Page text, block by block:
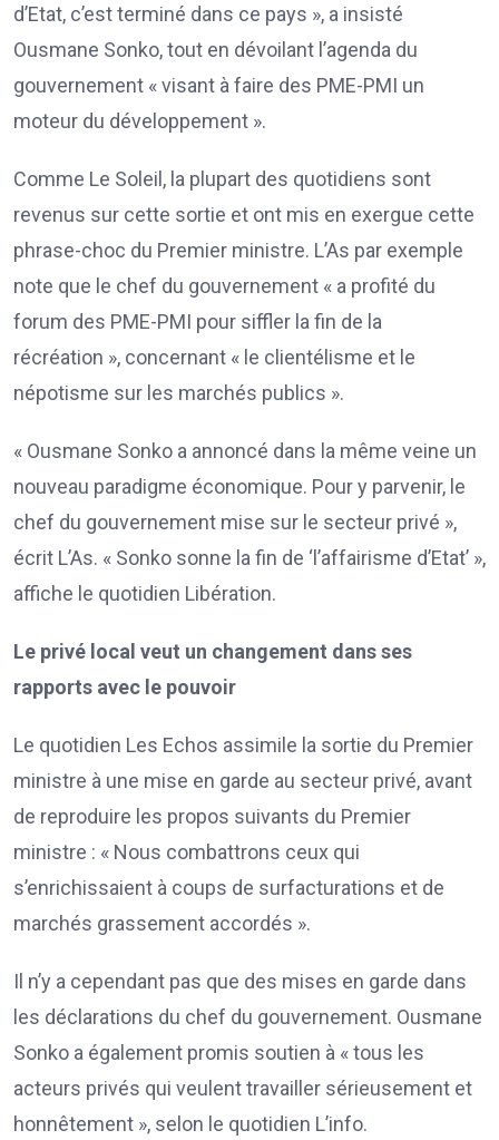
d’Etat, c’est terminé dans ce pays », a insisté
Ousmane Sonko, tout en dévoilant l’agenda du
gouvernement « visant à faire des PME-PMI un
moteur du développement ».
Comme Le Soleil, la plupart des quotidiens sont
revenus sur cette sortie et ont mis en exergue cette
phrase-choc du Premier ministre. L’As par exemple
note que le chef du gouvernement « a profité du
forum des PME-PMI pour siffler la fin de la
récréation », concernant « le clientélisme et le
népotisme sur les marchés publics ».
« Ousmane Sonko a annoncé dans la même veine un
nouveau paradigme économique. Pour y parvenir, le
chef du gouvernement mise sur le secteur privé »,
écrit L’As. « Sonko sonne la fin de ‘l’affairisme d’Etat’ »,
affiche le quotidien Libération.
Le privé local veut un changement dans ses
rapports avec le pouvoir
Le quotidien Les Echos assimile la sortie du Premier
ministre à une mise en garde au secteur privé, avant
de reproduire les propos suivants du Premier
ministre : « Nous combattrons ceux qui
s’enrichissaient à coups de surfacturations et de
marchés grassement accordés ».
Il n’y a cependant pas que des mises en garde dans
les déclarations du chef du gouvernement. Ousmane
Sonko a également promis soutien à « tous les
acteurs privés qui veulent travailler sérieusement et
honnêtement », selon le quotidien L’info.